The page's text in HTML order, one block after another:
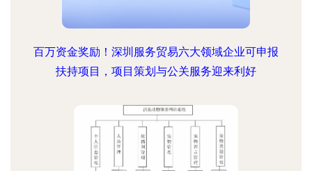
百万资金奖励！深圳服务贸易六大领域企业可申报
扶持项目，项目策划与公关服务迎来利好